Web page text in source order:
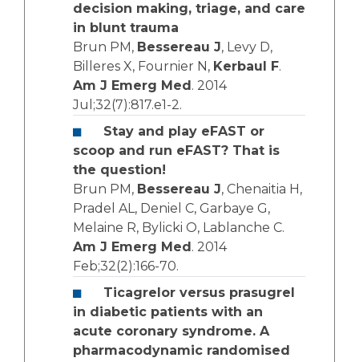
decision making, triage, and care
in blunt trauma
Brun PM, Bessereau J, Levy D,
Billeres X, Fournier N, Kerbaul F.
Am J Emerg Med . 2014
Jul;32(7):817.e1-2.
Stay and play eFAST or
scoop and run eFAST? That is
the question!
Brun PM, Bessereau J, Chenaitia H,
Pradel AL, Deniel C, Garbaye G,
Melaine R, Bylicki O, Lablanche C.
Am J Emerg Med . 2014
Feb;32(2):166-70.
Ticagrelor versus prasugrel
in diabetic patients with an
acute coronary syndrome. A
pharmacodynamic randomised